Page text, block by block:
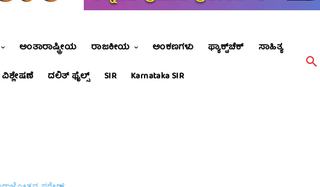
ಅಂತಾರಾಷ್ಟ್ರೀಯ ರಾಜಕೀಯ ಅಂಕಣಗಳು ಫ್ಯಾಕ್ಟ್‌ಚೆಕ್
ಸಾಹಿತ್ಯ
ವಿಶ್ಲೇಷಣೆ ದಲಿತ್ ಫೈಲ್ಸ್ SIR Karnataka SIR